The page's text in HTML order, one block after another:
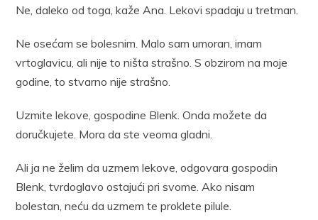
Ne, daleko od toga, kaže Ana. Lekovi spadaju u tretman.
Ne osećam se bolesnim. Malo sam umoran, imam
vrtoglavicu, ali nije to ništa strašno. S obzirom na moje
godine, to stvarno nije strašno.
Uzmite lekove, gospodine Blenk. Onda možete da
doručkujete. Mora da ste veoma gladni.
Ali ja ne želim da uzmem lekove, odgovara gospodin
Blenk, tvrdoglavo ostajući pri svome. Ako nisam
bolestan, neću da uzmem te proklete pilule.